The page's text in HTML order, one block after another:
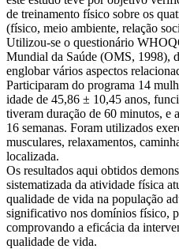
de treinamento físico sobre os
(físico, meio ambiente, relação
Utilizou-se o questionário
Mundial da Saúde (OMS, 1998),
englobar vários aspectos
Participaram do programa 14
idade de 45,86 ± 10,45 anos,
tiveram duração de 60 minutos, e
16 semanas. Foram utilizados
musculares, relaxamentos,
localizada.
Os resultados aqui obtidos
sistematizada da atividade física
qualidade de vida na população
significativo nos domínios físico,
comprovando a eficácia da
qualidade de vida.